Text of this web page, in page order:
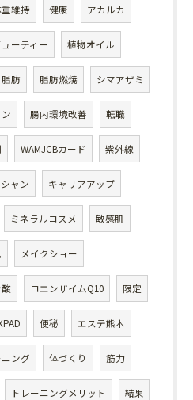
維持 健康 アカルカ
ーティー 植物オイル
脂肪 脂肪燃焼 シマアザミ
腸内環境改善 転職
WAMJCBカード 紫外線
ャン キャリアアップ
ミネラルコスメ 敏感肌
メイクショー
コエンザイムQ10 限定
便秘 エステ熊本
ング 体づくり 筋力
トレーニングメリット 結果